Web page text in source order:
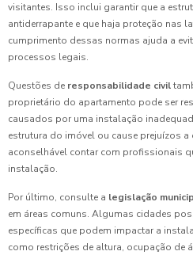
visitantes. Isso inclui garantir que a
antiderrapante e que haja proteção nas
cumprimento dessas normas ajuda a
processos legais.
Questões de responsabilidade civil
proprietário do apartamento pode ser
causados por uma instalação
estrutura do imóvel ou cause prejuízos
aconselhável contar com profissionais
instalação.
Por último, consulte a legislação
em áreas comuns. Algumas cidades
específicas que podem impactar a
como restrições de altura, ocupação de